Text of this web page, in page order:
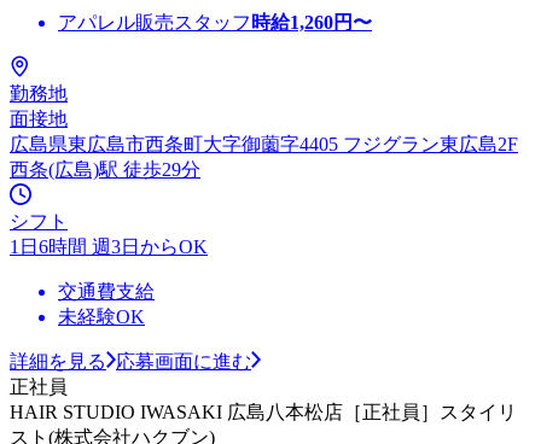
アパレル販売スタッフ 時給1,260円〜
勤務地
面接地
広島県東広島市西条町大字御薗字4405 フジグラン東広島2F
西条(広島)駅 徒歩29分
シフト
1日6時間 週3日からOK
交通費支給
未経験OK
詳細を見る
応募画面に進む
正社員
HAIR STUDIO IWASAKI 広島八本松店［正社員］スタイリ
スト(株式会社ハクブン)